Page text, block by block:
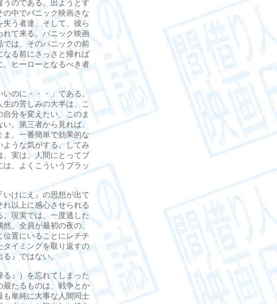
うのである。出ようとす
の中でパニック映画さな
う者達、そして、彼ら
れて来る。パニック映画
では、そのパニックの前
なる前にさっさと帰れば
、ヒーローとなるべき者
のに・・・」である。
生の苦しみの大半は、こ
分を変えたい、このま
。第三者から見れば、
ま、一番簡単で効果的な
ような気がする。してみ
、実は、人間にとってブ
、よくこういうブラッ
けにえ』の思想が出て
以上に感心させられる
現実では、一度逃した
、全員が最初の夜の、
置にいることにレチチ
タイミングを取り返すの
る』ではない。
』）を忘れてしまった
最たるものは、戦争とか
も単純に大事な人間同士